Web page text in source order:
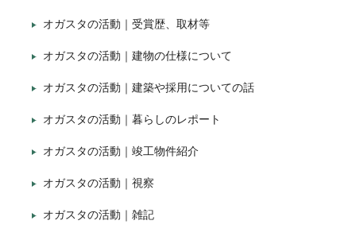
オガスタの活動｜受賞歴、取材等
オガスタの活動｜建物の仕様について
オガスタの活動｜建築や採用についての話
オガスタの活動｜暮らしのレポート
オガスタの活動｜竣工物件紹介
オガスタの活動｜視察
オガスタの活動｜雑記